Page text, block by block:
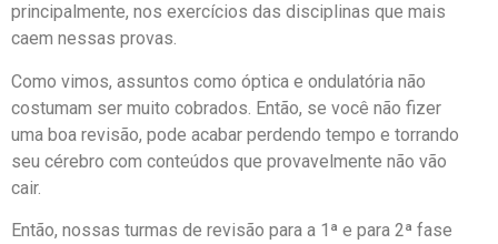
principalmente, nos exercícios das disciplinas que mais
caem nessas provas.
Como vimos, assuntos como óptica e ondulatória não
costumam ser muito cobrados. Então, se você não fizer
uma boa revisão, pode acabar perdendo tempo e torrando
seu cérebro com conteúdos que provavelmente não vão
cair.
Então, nossas turmas de revisão para a 1ª e para 2ª fase